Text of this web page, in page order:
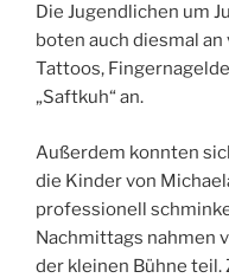
Die Jugendlichen um
boten auch diesmal
Tattoos,
„Saftkuh“ an.
Außerdem konnten
die Kinder von
professionell
Nachmittags nahmen
der kleinen Bühne